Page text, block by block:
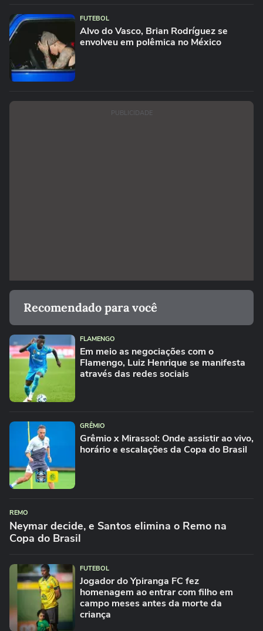
FUTEBOL
Alvo do Vasco, Brian Rodríguez se
envolveu em polêmica no México
PUBLICIDADE
Recomendado para você
FLAMENGO
Em meio as negociações com o
Flamengo, Luiz Henrique se manifesta
através das redes sociais
GRÊMIO
Grêmio x Mirassol: Onde assistir ao vivo,
horário e escalações da Copa do Brasil
REMO
Neymar decide, e Santos elimina o Remo na
Copa do Brasil
FUTEBOL
Jogador do Ypiranga FC fez
homenagem ao entrar com filho em
campo meses antes da morte da
criança